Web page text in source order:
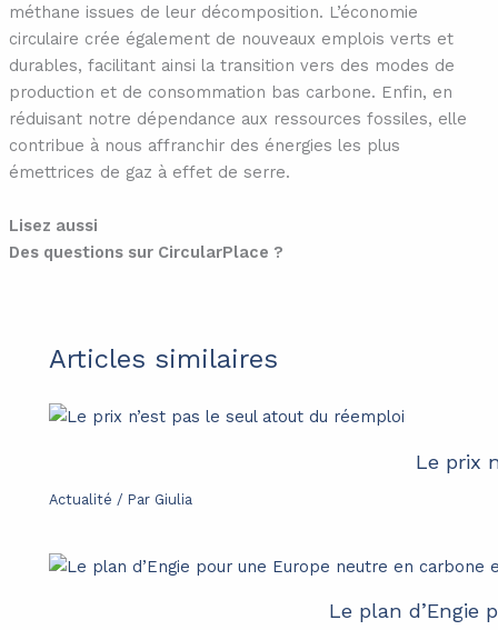
méthane issues de leur décomposition. L’économie
circulaire crée également de nouveaux emplois verts et
durables, facilitant ainsi la transition vers des modes de
production et de consommation bas carbone. Enfin, en
réduisant notre dépendance aux ressources fossiles, elle
contribue à nous affranchir des énergies les plus
émettrices de gaz à effet de serre.
Lisez aussi
Des questions sur CircularPlace ?
Articles similaires
Le prix
Actualité / Par Giulia
Le plan d’Engie